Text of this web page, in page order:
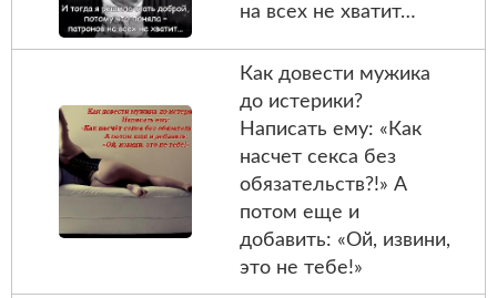
на всех не хватит…
Как довести мужика
до истерики?
Написать ему: «Как
насчет секса без
обязательств?!» А
потом еще и
добавить: «Ой, извини,
это не тебе!»